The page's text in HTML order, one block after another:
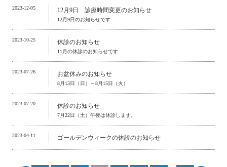
2023-12-05 12月9日 診療時間変更のお知らせ
12月9日のお知らせです
2023-10-25 休診のお知らせ
11月の休診のお知らせです
2023-07-26 お盆休みのお知らせ
8月13日（日）～8月15日（火）
2023-07-20 休診のお知らせ
7月22日（土）午後は休診します。
2023-04-11 ゴールデンウィークの休診のお知らせ